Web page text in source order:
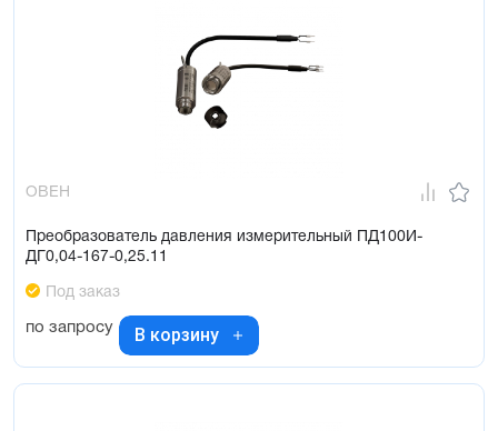
ОВЕН
Преобразователь давления измерительный ПД100И-
ДГ0,04-167-0,25.11
Под заказ
по запросу В корзину